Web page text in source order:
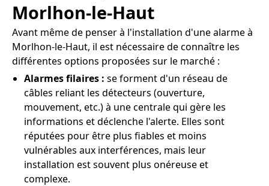
Morlhon-le-Haut
Avant même de penser à l'installation d'une alarme à
Morlhon-le-Haut, il est nécessaire de connaître les
différentes options proposées sur le marché :
Alarmes filaires : se forment d'un réseau de
câbles reliant les détecteurs (ouverture,
mouvement, etc.) à une centrale qui gère les
informations et déclenche l'alerte. Elles sont
réputées pour être plus fiables et moins
vulnérables aux interférences, mais leur
installation est souvent plus onéreuse et
complexe.